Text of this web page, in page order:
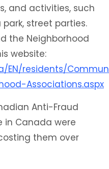
and activities, such
street parties.
the Neighborhood
website:
EN/residents/
Associations.aspx
Anti-Fraud
in Canada were
them over